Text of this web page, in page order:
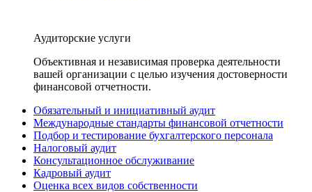
Аудиторские услуги
Объективная и независимая проверка деятельности
вашей организации с целью изучения достоверности
финансовой отчетности.
Обязательный и инициативный аудит
Международные стандарты финансовой отчетности
Подбор и тестирование бухгалтерского персонала
Налоговый аудит
Консультационное обслуживание
Кадровый аудит
Оценка всех видов собственности